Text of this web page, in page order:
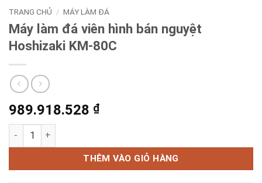
Sản phẩm
Thương hiệu
Bảng giá 2026
Ứng dụng
Blog kiến thức
TRANG CHỦ / MÁY LÀM ĐÁ
Máy làm đá viên hình bán nguyệt
Hoshizaki KM-80C
989.918.528 ₫
Máy làm đá viên hình bán nguyệt Hoshizaki KM-80C số lượng
THÊM VÀO GIỎ HÀNG